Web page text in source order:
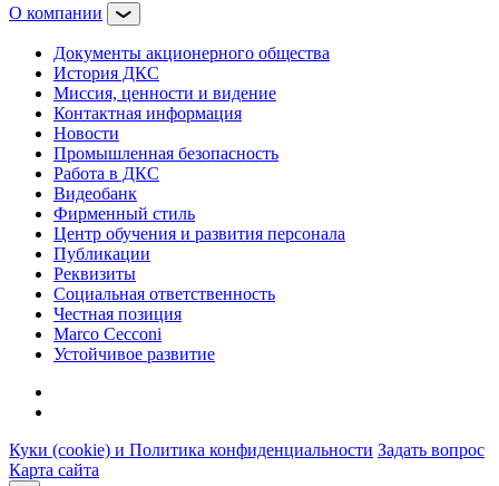
О компании
Документы акционерного общества
История ДКС
Миссия, ценности и видение
Контактная информация
Новости
Промышленная безопасность
Работа в ДКС
Видеобанк
Фирменный стиль
Центр обучения и развития персонала
Публикации
Реквизиты
Социальная ответственность
Честная позиция
Marco Cecconi
Устойчивое развитие
Куки (cookie) и Политика конфиденциальности Задать вопрос
Карта сайта